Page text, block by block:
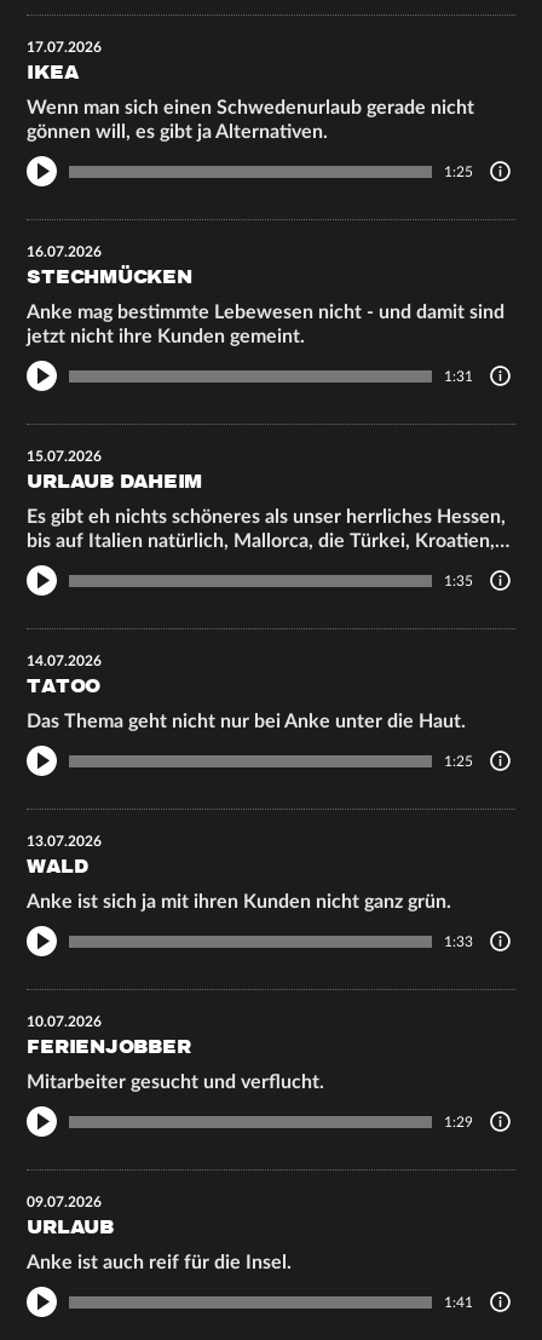
17.07.2026
IKEA
Wenn man sich einen Schwedenurlaub gerade nicht
gönnen will, es gibt ja Alternativen.
1:25
16.07.2026
STECHMÜCKEN
Anke mag bestimmte Lebewesen nicht - und damit sind
jetzt nicht ihre Kunden gemeint.
1:31
15.07.2026
URLAUB DAHEIM
Es gibt eh nichts schöneres als unser herrliches Hessen,
bis auf Italien natürlich, Mallorca, die Türkei, Kroatien,…
1:35
14.07.2026
TATOO
Das Thema geht nicht nur bei Anke unter die Haut.
1:25
13.07.2026
WALD
Anke ist sich ja mit ihren Kunden nicht ganz grün.
1:33
10.07.2026
FERIENJOBBER
Mitarbeiter gesucht und verflucht.
1:29
09.07.2026
URLAUB
Anke ist auch reif für die Insel.
1:41